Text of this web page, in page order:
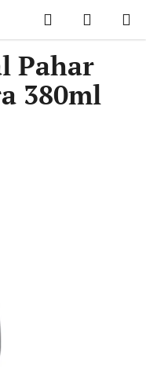
Căutare
DE
Crystal Pahar pentru bere
Pahar
380ml